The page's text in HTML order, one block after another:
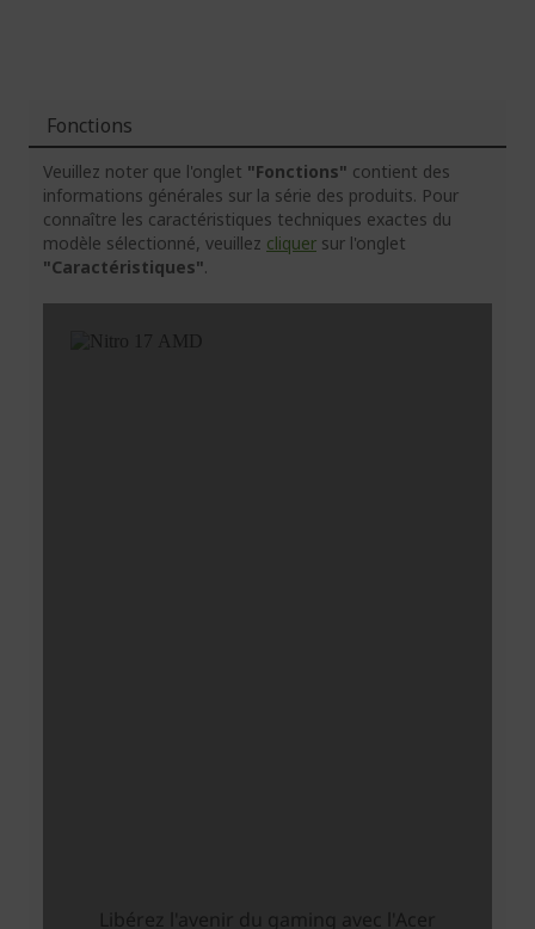
Fonctions
Veuillez noter que l'onglet "Fonctions" contient des
informations générales sur la série des produits. Pour
connaître les caractéristiques techniques exactes du
modèle sélectionné, veuillez cliquer sur l'onglet
"Caractéristiques".